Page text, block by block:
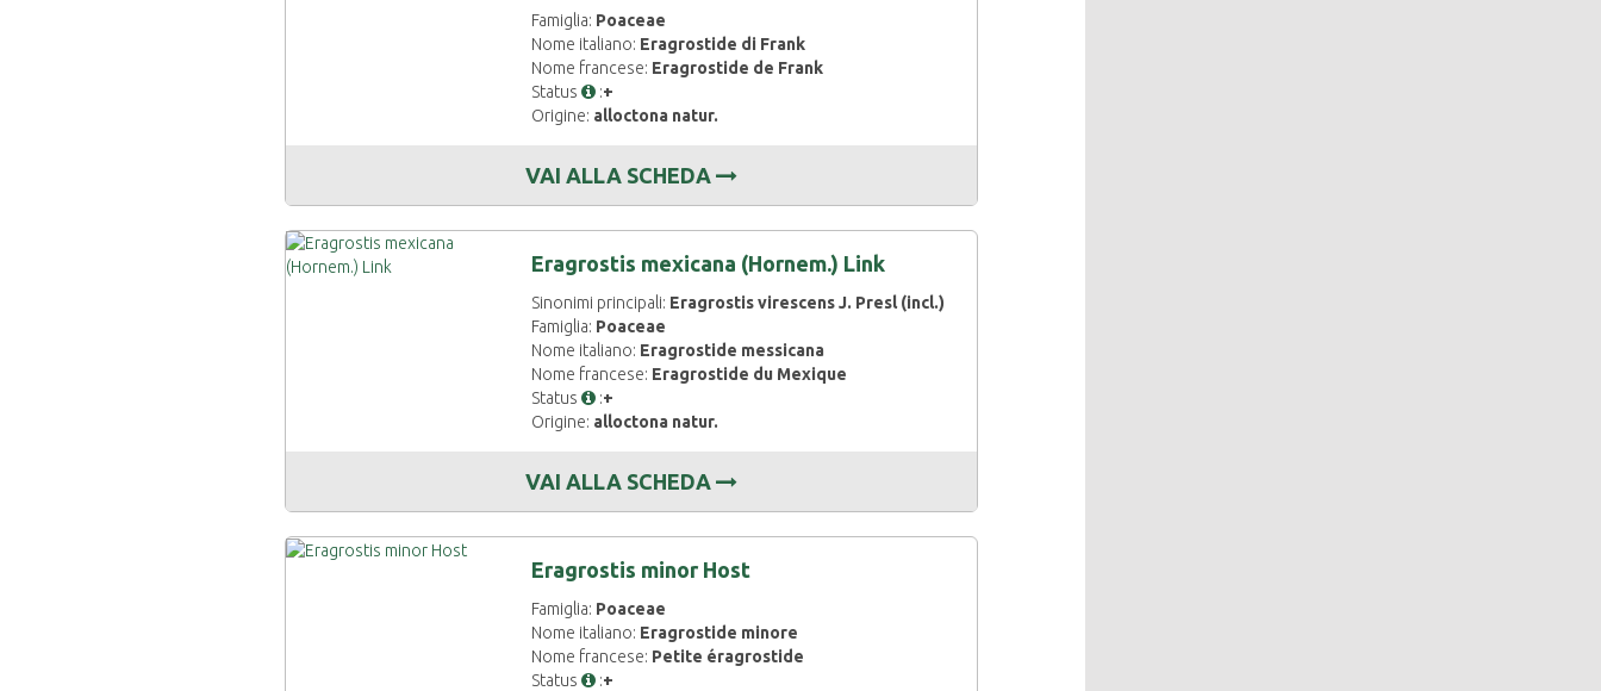
Famiglia: Poaceae
Nome italiano: Eragrostide di Frank
Nome francese: Eragrostide de Frank
Status
:+
Origine: alloctona natur.
VAI ALLA SCHEDA
Eragrostis mexicana (Hornem.) Link
Sinonimi principali: Eragrostis virescens J. Presl (incl.)
Famiglia: Poaceae
Nome italiano: Eragrostide messicana
Nome francese: Eragrostide du Mexique
Status
:+
Origine: alloctona natur.
VAI ALLA SCHEDA
Eragrostis minor Host
Famiglia: Poaceae
Nome italiano: Eragrostide minore
Nome francese: Petite éragrostide
Status
:+